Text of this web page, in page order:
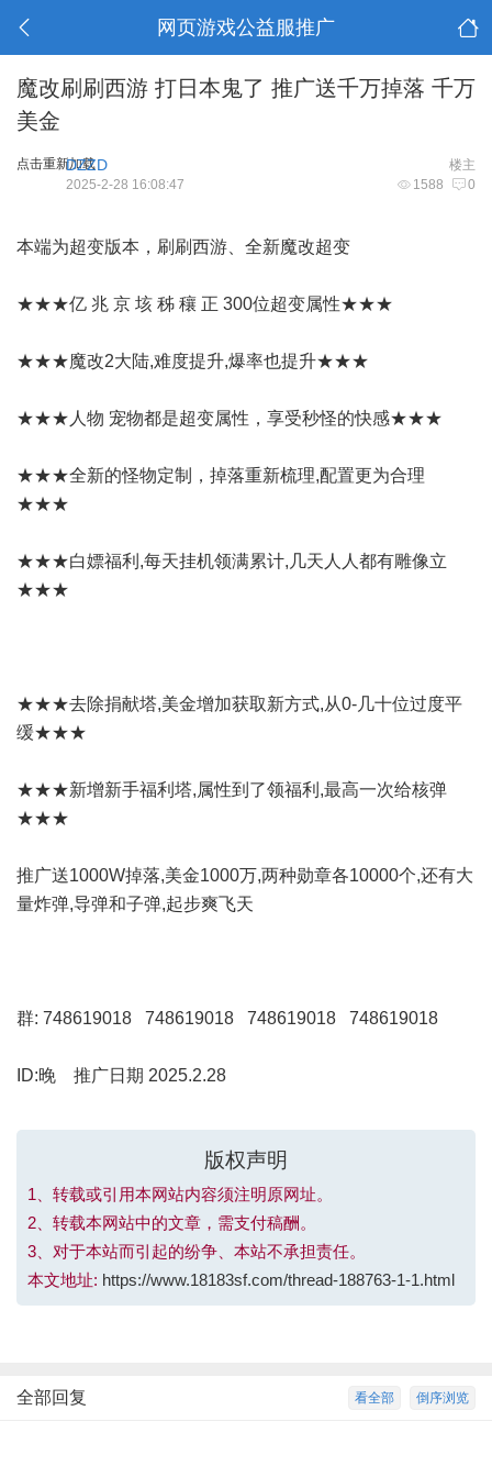
网页游戏公益服推广
魔改刷刷西游 打日本鬼了 推广送千万掉落 千万
美金
点击重新加载 楼主
DZZD
1588 0
2025-2-28 16:08:47
本端为超变版本，刷刷西游、全新魔改超变
★★★亿 兆 京 垓 秭 穰 正 300位超变属性★★★
★★★魔改2大陆,难度提升,爆率也提升★★★
★★★人物 宠物都是超变属性，享受秒怪的快感★★★
★★★全新的怪物定制，掉落重新梳理,配置更为合理
★★★
★★★白嫖福利,每天挂机领满累计,几天人人都有雕像立
★★★
★★★去除捐献塔,美金增加获取新方式,从0-几十位过度平
缓★★★
★★★新增新手福利塔,属性到了领福利,最高一次给核弹
★★★
推广送1000W掉落,美金1000万,两种勋章各10000个,还有大
量炸弹,导弹和子弹,起步爽飞天
群: 748619018 748619018 748619018 748619018
ID:晚 推广日期 2025.2.28
版权声明
1、转载或引用本网站内容须注明原网址。
2、转载本网站中的文章，需支付稿酬。
3、对于本站而引起的纷争、本站不承担责任。
本文地址: https://www.18183sf.com/thread-188763-1-1.html
倒序浏览
看全部
全部回复